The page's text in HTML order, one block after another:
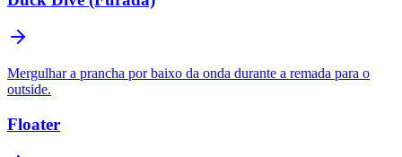
Mergulhar a prancha por baixo da onda durante a remada para o
outside.
Floater